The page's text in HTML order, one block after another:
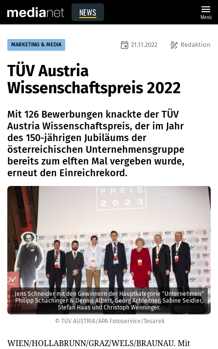
NEWS menu
Menü
© TÜV AUSTRIA/APA Fotoservice/Tesarek
Jens Schneider mit den Gewinnern der Hauptkategorie "Unternehmen"
Philipp Schachinger & Dennis Albert, Georg Achleitner, Sabine Seidler,
Stefan Haas und Christoph Wenninger.
MARKETING & MEDIA draw Redaktion
event 21.11.2022
TÜV Austria
Wissenschaftspreis 2022
Mit 126 Bewerbungen knackte der TÜV
Austria Wissenschaftspreis, der im Jahr
des 150-jährigen Jubiläums der
österreichischen Unternehmensgruppe
bereits zum elften Mal vergeben wurde,
erneut den Einreichrekord.
WIEN/HOLLABRUNN/GRAZ/WELS/BRAUNAU. Mit